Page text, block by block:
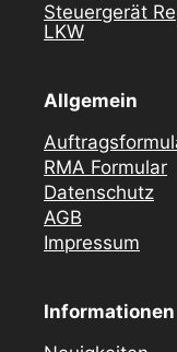
Steuergerät
LKW
Allgemein
RMA Formular
Datenschutz
AGB
Impressum
Informationen